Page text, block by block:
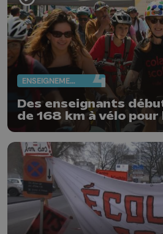
ENSEIGNEMENT
Des enseignants
de 168 km à vélo
revendications